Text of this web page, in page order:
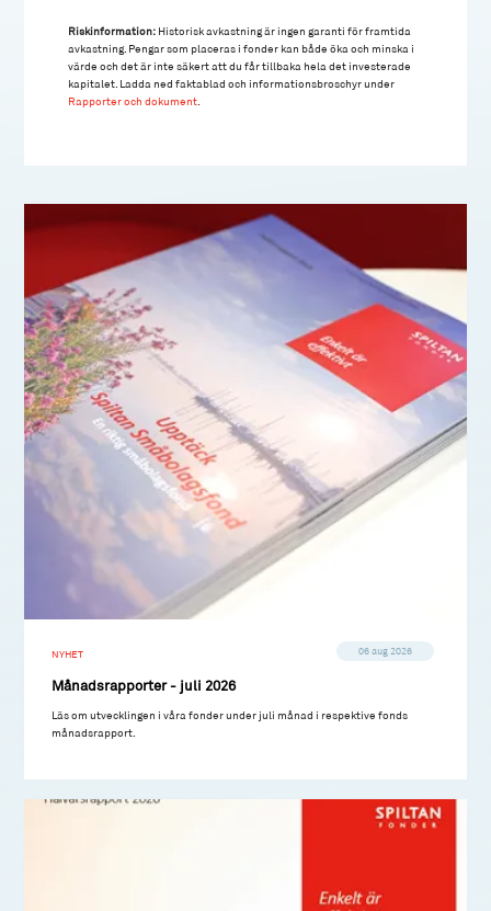
Riskinformation: Historisk avkastning är ingen garanti för framtida
avkastning. Pengar som placeras i fonder kan både öka och minska i
värde och det är inte säkert att du får tillbaka hela det investerade
kapitalet. Ladda ned faktablad och informationsbroschyr under
Rapporter och dokument
NYHET 06 aug 2026
Månadsrapporter - juli 2026
Läs om utvecklingen i våra fonder under juli månad i respektive fonds
månadsrapport.